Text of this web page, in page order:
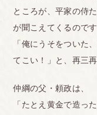
ところが、平家の侍
が聞こえてくるのです
「俺にうそをついた
てこい！」と、再三再
仲綱の父・頼政は、
「たとえ黄金で造っ